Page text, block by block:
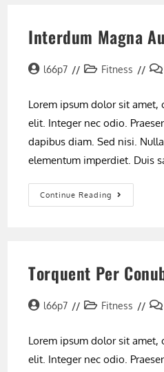
Interdum Magna
Postl66p7
PostFitness
Lorem ipsum dolor sit amet,
elit. Integer nec odio.
dapibus diam. Sed nisi.
elementum imperdiet. Duis
Continue Reading
Interdum
Magna
Torquent Per
Postl66p7
PostFitness
Lorem ipsum dolor sit amet,
elit. Integer nec odio.